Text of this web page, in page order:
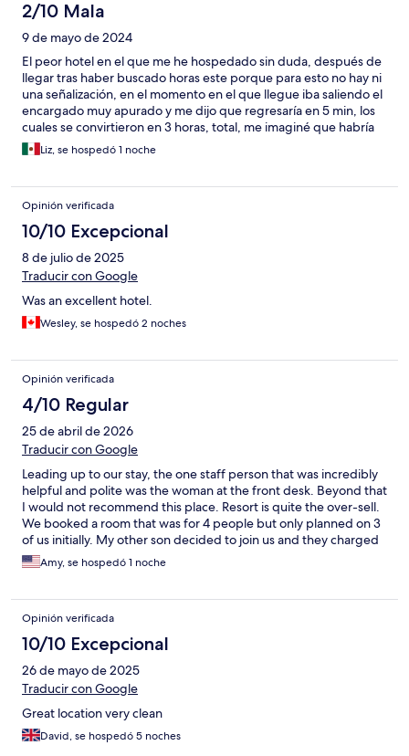
2/10 Mala
9 de mayo de 2024
El peor hotel en el que me he hospedado sin duda, después de
llegar tras haber buscado horas este porque para esto no hay ni
una señalización, en el momento en el que llegue iba saliendo el
encargado muy apurado y me dijo que regresaría en 5 min, los
cuales se convirtieron en 3 horas, total, me imaginé que habría
más personal para recibirme LO CUAL FUE FALSO, nadie me
recibió, solo estaba la persona de limpieza y ella me ayudó a
policía que lo esperara 30 minutos y llegaría, lo cual no pasó, yo
creo que me vieron ya desesperada que mandaron a una mujer
grosera y ruda a que me ayudara con el check in, medio me
explicó cómo funcionaba y de inmediato me exigió una tarjeta
de crédito o débito para cobrarme 59 euros que
supuestamente era un impuesto de turistas y al ver mi reacción
cuando llegara el encargado, la señora esta me dió la llave de la
habitación, abrimos y era un muladar, ni siquiera estaba limpia,
después de que logré instalarme, bajé y el encargado, ya que
llegó, me dijo “va a pagar los 59 euros?”, luego luego a robar, los
59 euros lamentablemente se los di y no me dió ningún recibo el
ladrón, no había cobijas en la habitación y el frió era tremendo,
había insectos por todo el baño, NO SE QUEDEN AHII, ahora
entiendo por que estaba en la policía la rata
Liz, se hospedó 1 noche
Opinión verificada
10/10 Excepcional
8 de julio de 2025
Traducir con Google
Was an excellent hotel.
Wesley, se hospedó 2 noches
Opinión verificada
4/10 Regular
25 de abril de 2026
Traducir con Google
Leading up to our stay, the one staff person that was incredibly
helpful and polite was the woman at the front desk. Beyond that
I would not recommend this place. Resort is quite the over-sell.
We booked a room that was for 4 people but only planned on 3
of us initially. My other son decided to join us and they charged
us another 50% of the room cost! And, for that they gave an
extra pool towel to use. Then after the staff left, we realized he
the breakfast is all packaged baked goods, there was fresh fruit
available.
Amy, se hospedó 1 noche
Opinión verificada
10/10 Excepcional
26 de mayo de 2025
Traducir con Google
Great location very clean
David, se hospedó 5 noches